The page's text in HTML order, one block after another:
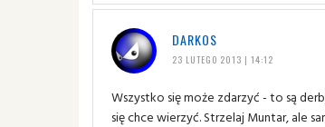
DARKOS
23 LUTEGO 2013 | 14:12
Wszystko się może zdarzyć - to są
się chce wierzyć. Strzelaj Muntar, ale